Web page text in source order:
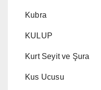
Kubra
KULUP
Kurt Seyit ve Şura
Kus Ucusu